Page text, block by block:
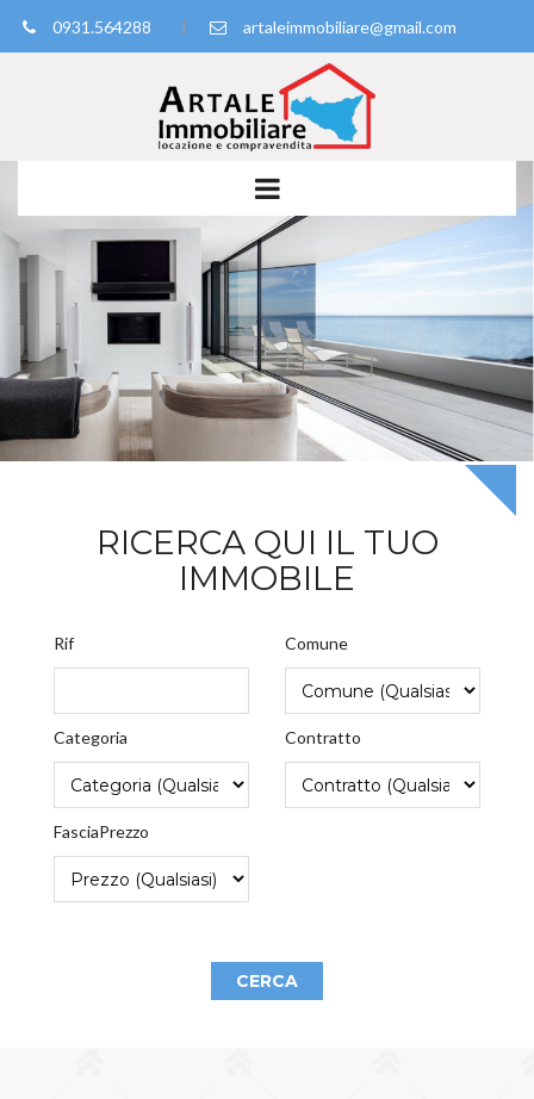
0931.564288 | artaleimmobiliare@gmail.com
Powered by
RICERCA QUI IL TUO
IMMOBILE
Rif Comune
Categoria Contratto
FasciaPrezzo
CERCA